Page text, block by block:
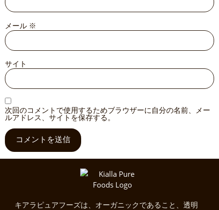
メール ※
サイト
次回のコメントで使用するためブラウザーに自分の名前、メー
ルアドレス、サイトを保存する。
キアラピュアフーズは、オーガニックであること、透明